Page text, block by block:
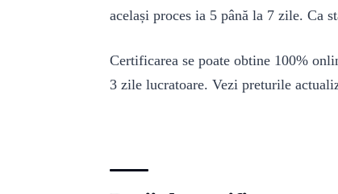
același proces ia 5 până la 7 zile. Ca
Certificarea se poate obtine 100%
3 zile lucratoare. Vezi preturile